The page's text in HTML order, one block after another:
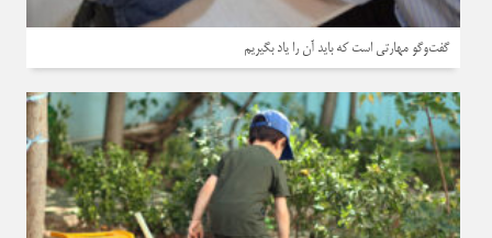
گفت‌وگو مهارتی است که باید آن را یاد بگیریم